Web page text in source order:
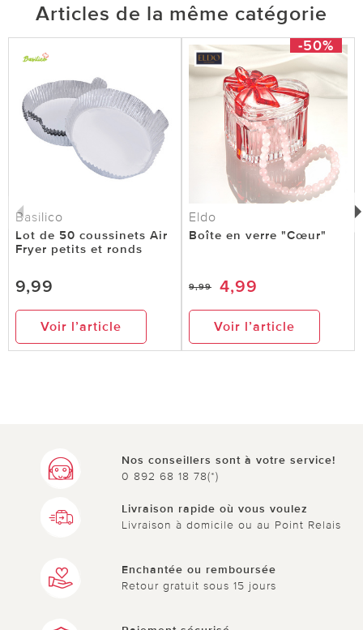
Articles de la même catégorie
Basilico
Lot de 50 coussinets Air
Fryer petits et ronds
9,99
Voir l’article
-50%
Eldo
Boîte en verre "Cœur"
9,99 4,99
Voir l’article
Nos conseillers sont à votre service!
0 892 68 18 78(*)
Livraison rapide où vous voulez
Livraison à domicile ou au Point Relais
Enchantée ou remboursée
Retour gratuit sous 15 jours